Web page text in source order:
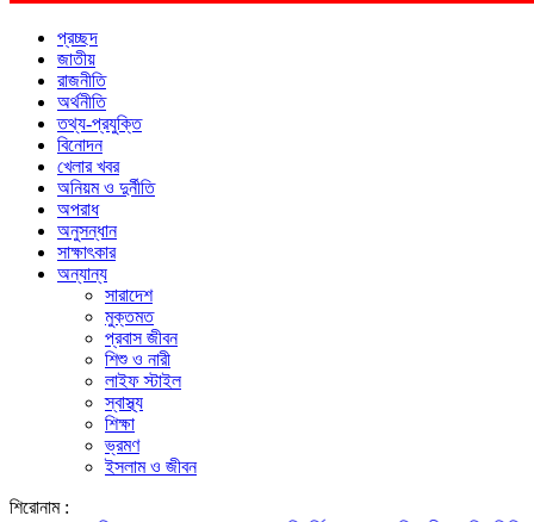
প্রচ্ছদ
জাতীয়
রাজনীতি
অর্থনীতি
তথ্য-প্রযুক্তি
বিনোদন
খেলার খবর
অনিয়ম ও দুর্নীতি
অপরাধ
অনুসন্ধান
সাক্ষাৎকার
অন্যান্য
সারাদেশ
মুক্তমত
প্রবাস জীবন
শিশু ও নারী
লাইফ স্টাইল
স্বাস্থ্য
শিক্ষা
ভ্রমণ
ইসলাম ও জীবন
শিরোনাম :